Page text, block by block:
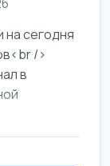
на сегодня
/>
в